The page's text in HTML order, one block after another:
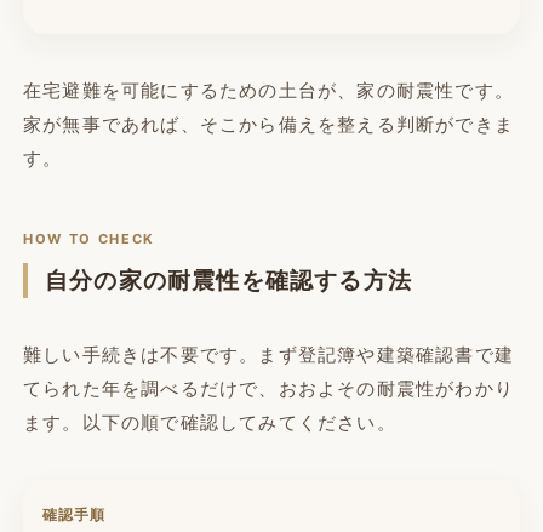
在宅避難を可能にするための土台が、家の耐震性です。
家が無事であれば、そこから備えを整える判断ができま
す。
HOW TO CHECK
自分の家の耐震性を確認する方法
難しい手続きは不要です。まず登記簿や建築確認書で建
てられた年を調べるだけで、おおよその耐震性がわかり
ます。以下の順で確認してみてください。
確認手順